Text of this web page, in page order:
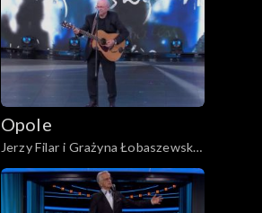
Koncert „Trzy ćwiartki Jacka
Cygana”
Opole
Jerzy Filar i Grażyna Łobaszewska
– „Za szybą”. 62. KFPP: Koncert
„Trzy ćwiartki Jacka Cygana”